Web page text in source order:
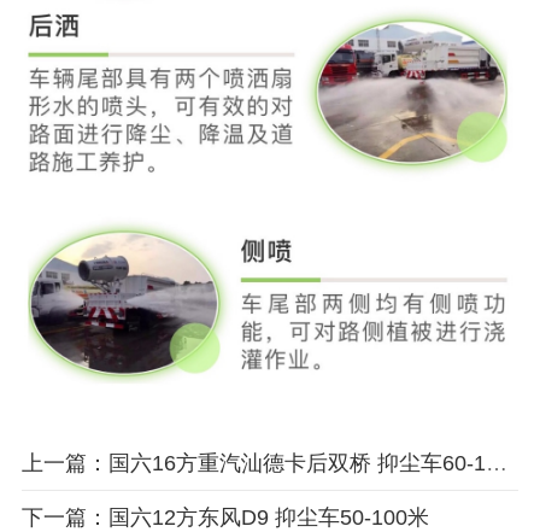
上一篇：国六16方重汽汕德卡后双桥 抑尘车60-120米
下一篇：国六12方东风D9 抑尘车50-100米